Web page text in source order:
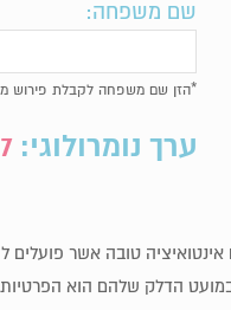
שם משפחה:
*הזן שם משפחה לקבלת פירוש
ערך נומרולוגי: 7
במועט הדלק שלהם הוא